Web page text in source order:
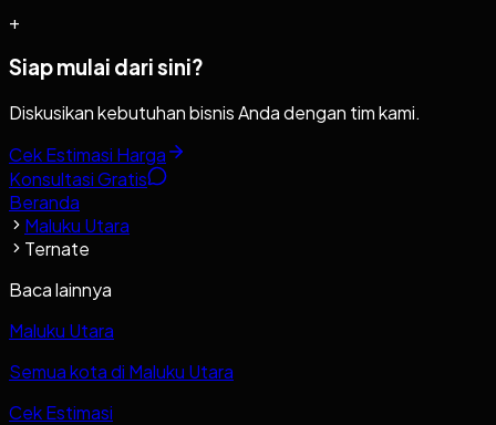
+
Siap mulai dari sini?
Diskusikan kebutuhan bisnis Anda dengan tim kami.
Cek Estimasi Harga
Konsultasi Gratis
Beranda
Maluku Utara
Ternate
Baca lainnya
Maluku Utara
Semua kota di Maluku Utara
Cek Estimasi